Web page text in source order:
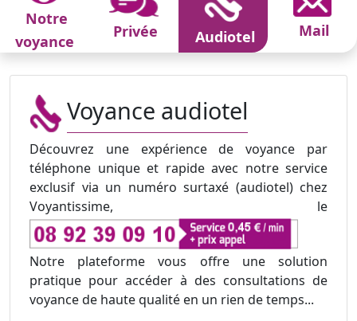
Notre
voyance
Privée Audiotel Mail
Voyance audiotel
Découvrez une expérience de voyance par
téléphone unique et rapide avec notre service
exclusif via un numéro surtaxé (audiotel) chez
Voyantissime, le
Notre plateforme vous offre une solution
pratique pour accéder à des consultations de
voyance de haute qualité en un rien de temps...